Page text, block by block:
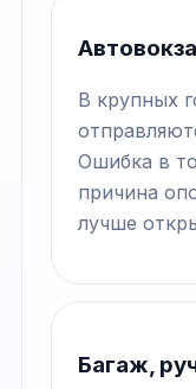
В крупных
Ошибка в
причина
лучше
Багаж,